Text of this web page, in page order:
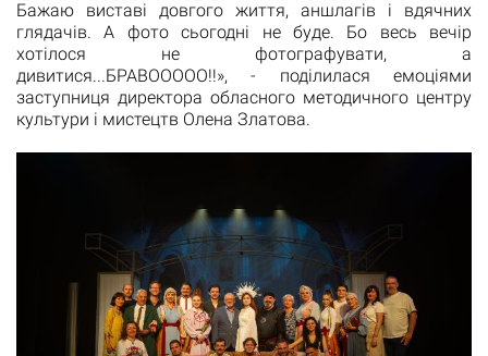
Бажаю виставі довгого життя, аншлагів і вдячних
глядачів. А фото сьогодні не буде. Бо весь вечір
хотілося не фотографувати, а
дивитися...БРАВООООО!!», - поділилася емоціями
заступниця директора обласного методичного центру
культури і мистецтв Олена Златова.